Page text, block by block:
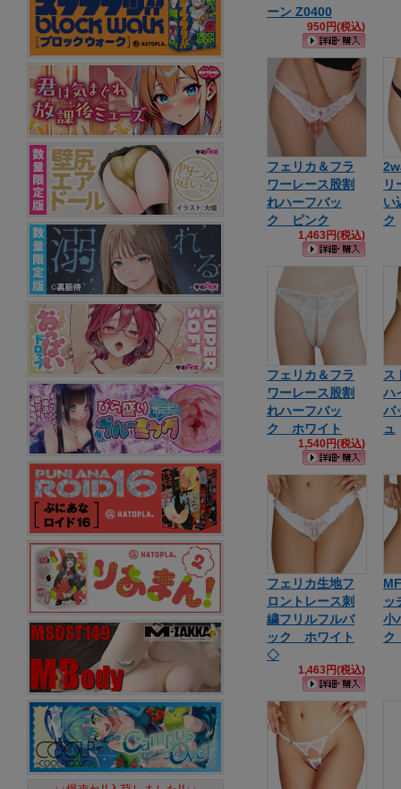
ーン Z0400
950円(税込)
フェリカ＆フラ
ワーレース股割
れハーフバッ
ク ピンク
1,463円(税込)
リ
い
ク
フェリカ＆フラ
ワーレース股割
れハーフバッ
ク ホワイト
1,540円(税込)
ス
ハ
バ
ュ
フェリカ生地フ
ロントレース刺
繍フリルフルバ
ック ホワイト
◇
1,463円(税込)
ッ
小